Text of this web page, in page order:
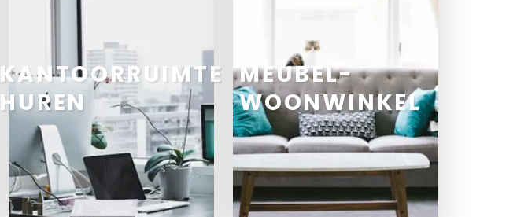
KANTOORRUIMTE
HUREN
MEUBEL-
WOONWINKEL